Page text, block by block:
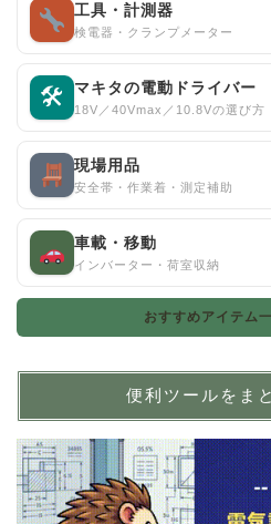
工具・計測器
検電器・クランプメーター
🛠 マキタの電動ドライバー
18V／40Vmax／10.8Vの選び方
現場用品
安全帯・作業着・測定補助
車載・移動
インバーター・荷室収納
おすすめアイテム
便利ツールをま